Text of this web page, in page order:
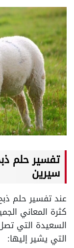
تفسير حلم
سيرين
عند تفسير حلم
كثرة المعاني
السعيدة التي
التي يشير إليها: